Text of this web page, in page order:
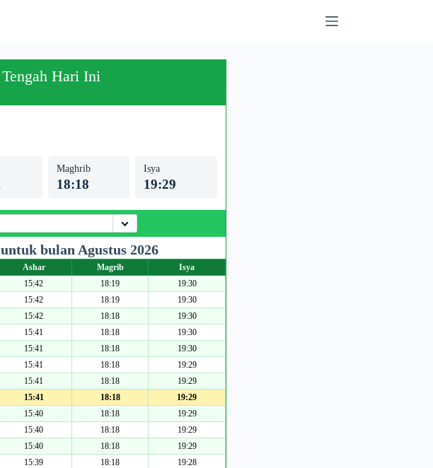
Hari Ini
Maghrib
18:18
Isya
19:29
bulan Agustus 2026
Ashar Magrib
Isya
15:42 18:19
19:30
15:42 18:19
19:30
15:42 18:18
19:30
15:41 18:18
19:30
15:41 18:18
19:30
15:41 18:18
19:29
15:41 18:18
19:29
15:41 18:18
19:29
15:40 18:18
19:29
15:40 18:18
19:29
15:40 18:18
19:29
15:39 18:18
19:28